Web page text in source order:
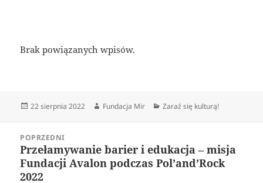
Brak powiązanych wpisów.
Data
22 sierpnia 2022 Autor
Fundacja Mir Kategorie
Zaraź się kulturą!
wpisuPOPRZEDNI
Poprzedni
wpis:
Przełamywanie barier i edukacja – misja
Fundacji Avalon podczas Pol’and’Rock
2022